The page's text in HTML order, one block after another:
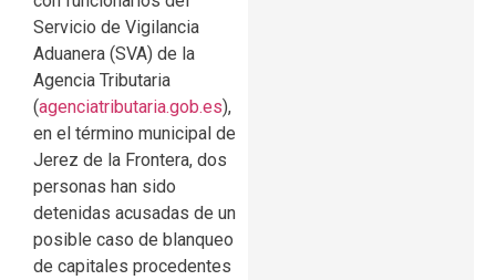
Servicio de Vigilancia
Aduanera (SVA) de la
Agencia Tributaria
(agenciatributaria.gob.es),
en el término municipal de
Jerez de la Frontera, dos
personas han sido
detenidas acusadas de un
posible caso de blanqueo
de capitales procedentes